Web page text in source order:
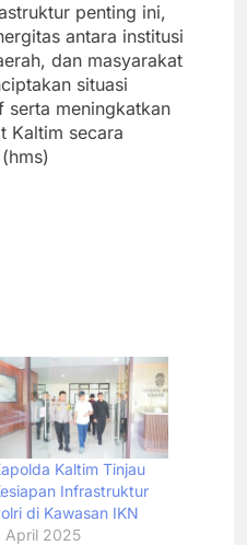
penting ini,
antara institusi
dan masyarakat
situasi
serta meningkatkan
Kaltim secara
Kaltim Tinjau
Infrastruktur
di Kawasan IKN
April 2025